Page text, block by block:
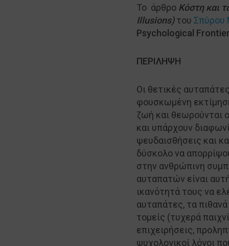
Το άρθρο Κόστη και
Illusions) του Σπύρου
Psychological
ΠΕΡΙΛΗΨΗ
Οι θετικές
φουσκωμένη
ζωή και θεωρούνται
και υπάρχουν
ψευδαισθήσεις και
δύσκολο να
στην ανθρώπινη
αυταπατών είναι
ικανότητά τους να
αυταπάτες, τα
τομείς (τυχερά
επιχειρήσεις,
ψυχολογικοί λόγοι